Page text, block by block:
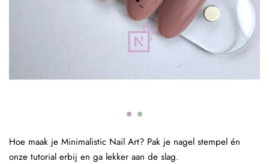
Hoe maak je Minimalistic Nail Art? Pak je nagel stempel én
onze tutorial erbij en ga lekker aan de slag.